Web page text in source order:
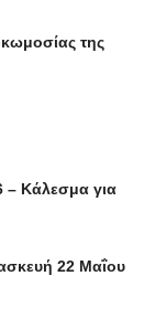
της
– Κάλεσμα για
22 Μαΐου